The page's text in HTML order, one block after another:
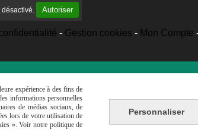
Autoriser
Gestion cookies Mon Compte
expérience à des fins de
informations personnelles
de médias sociaux, de
lors de votre utilisation de
». Voir notre politique de
Personnaliser